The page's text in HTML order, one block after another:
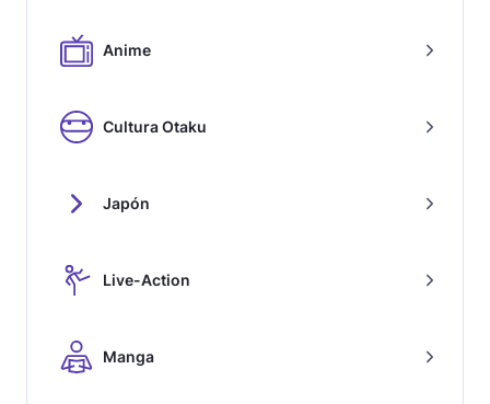
Anime
Cultura Otaku
Japón
Live-Action
Manga